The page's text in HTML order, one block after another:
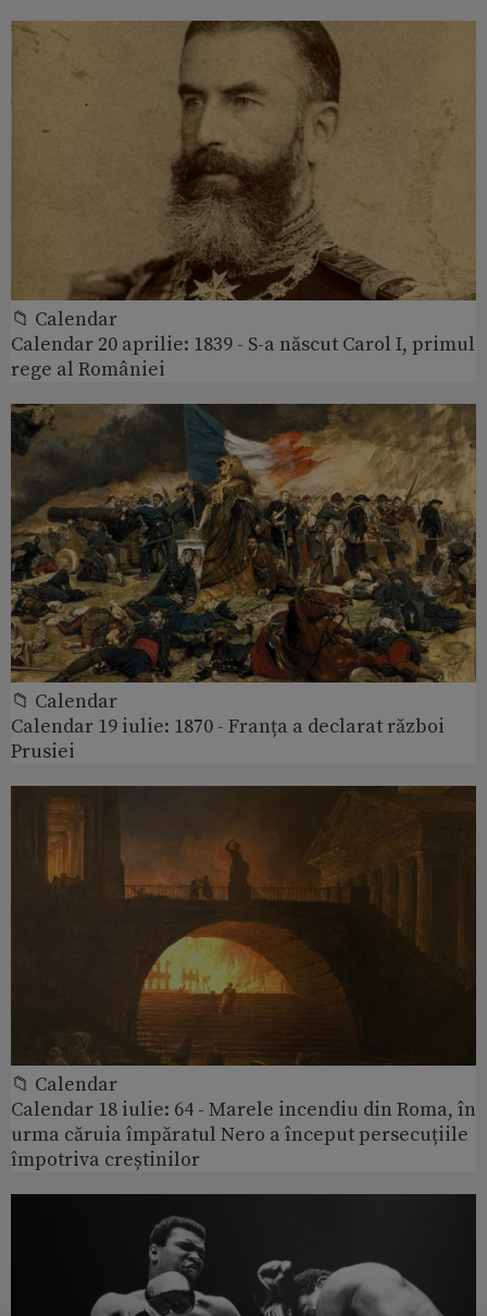
📁 Calendar
Calendar 20 aprilie: 1839 - S-a născut Carol I, primul
rege al României
📁 Calendar
Calendar 19 iulie: 1870 - Franța a declarat război
Prusiei
📁 Calendar
Calendar 18 iulie: 64 - Marele incendiu din Roma, în
urma căruia împăratul Nero a început persecuțiile
împotriva creștinilor